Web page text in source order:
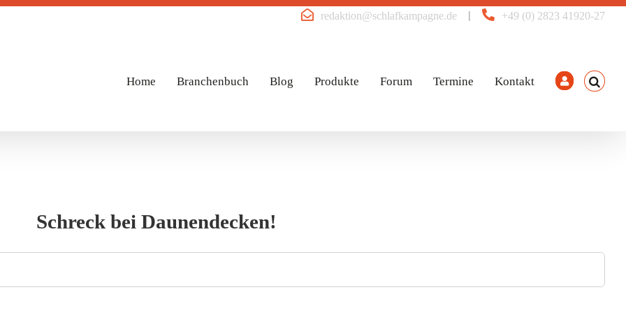
+49 (0) 2823 41920-27
|
redaktion@schlafkampagne.de
Home Branchenbuch Blog Produkte Forum Termine Kontakt
Schreck bei Daunendecken!